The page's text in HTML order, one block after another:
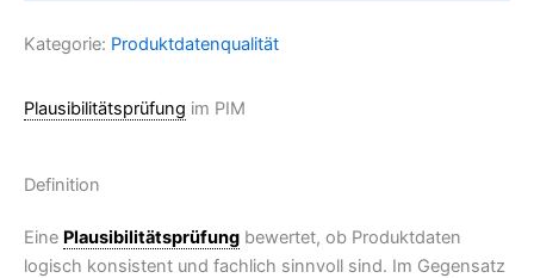
Kategorie: Produktdatenqualität
Plausibilitätsprüfung im PIM
Definition
Eine Plausibilitätsprüfung bewertet, ob Produktdaten
logisch konsistent und fachlich sinnvoll sind. Im Gegensatz